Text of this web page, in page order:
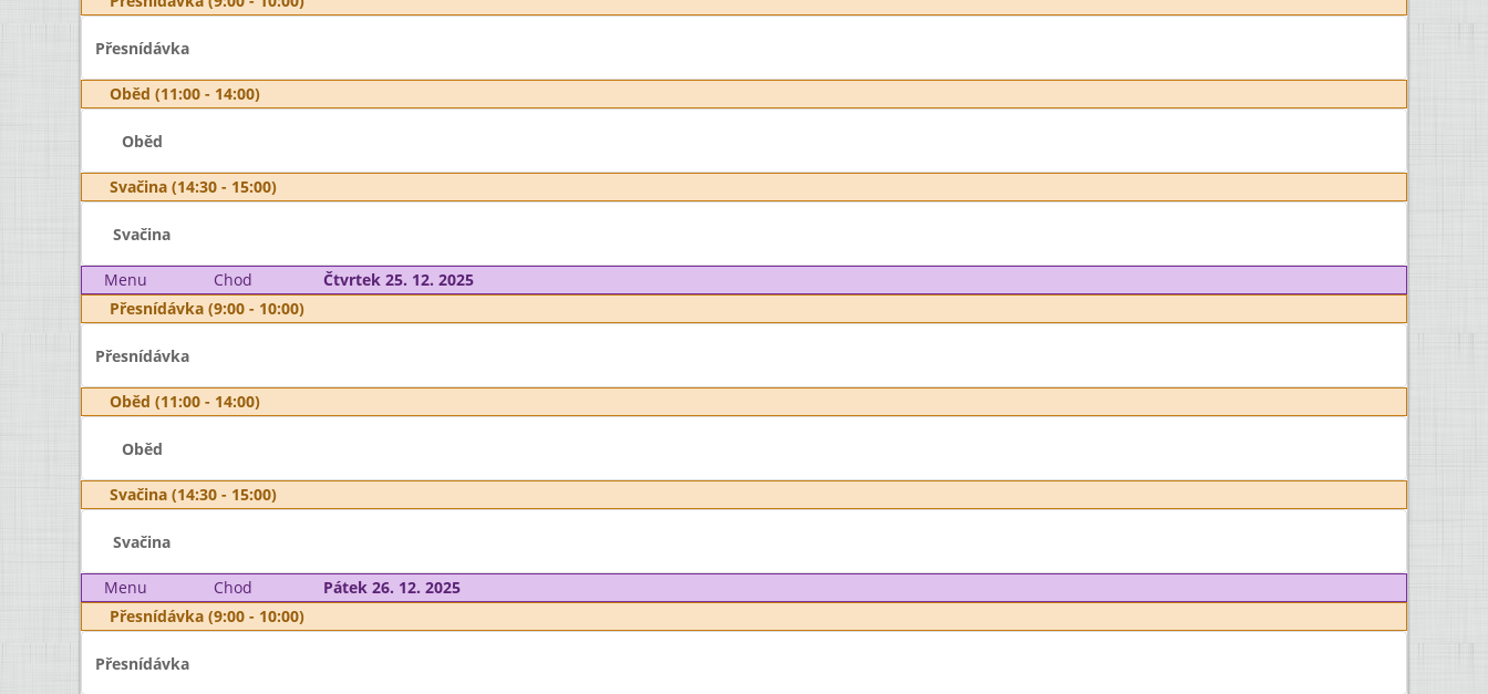
Přesnídávka
Oběd (11:00 - 14:00)
Oběd
Svačina (14:30 - 15:00)
Svačina
Menu Chod
Čtvrtek 25. 12. 2025
Přesnídávka (9:00 - 10:00)
Přesnídávka
Oběd (11:00 - 14:00)
Oběd
Svačina (14:30 - 15:00)
Svačina
Menu Chod
Pátek 26. 12. 2025
Přesnídávka (9:00 - 10:00)
Přesnídávka